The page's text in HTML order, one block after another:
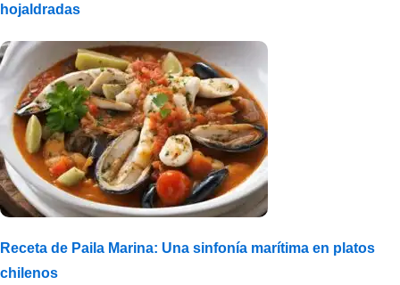
hojaldradas
Receta de Paila Marina: Una sinfonía marítima en platos
chilenos